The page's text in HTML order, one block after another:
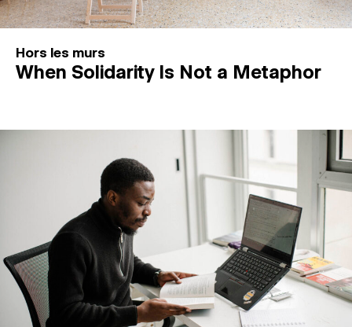
Hors les murs
When Solidarity Is Not a Metaphor